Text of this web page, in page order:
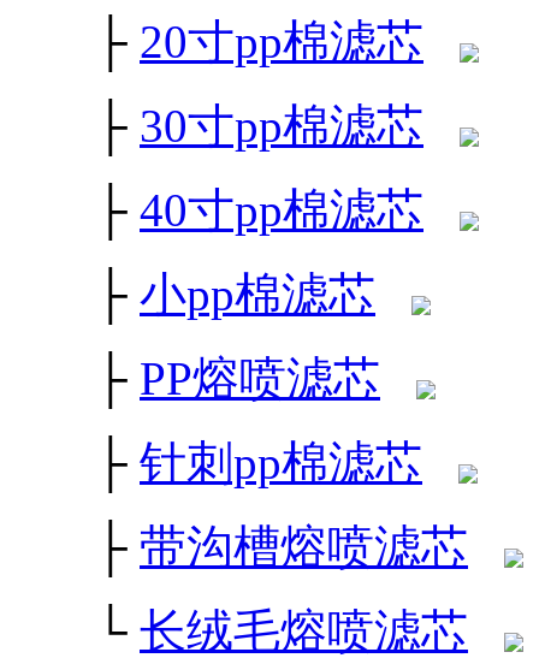
├ 20寸pp棉滤芯
├ 30寸pp棉滤芯
├ 40寸pp棉滤芯
├ 小pp棉滤芯
├ PP熔喷滤芯
├ 针刺pp棉滤芯
├ 带沟槽熔喷滤芯
└ 长绒毛熔喷滤芯